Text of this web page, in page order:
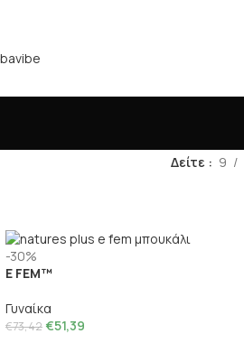
Δείτε 9
-30%
E FEM™
Γυναίκα
€73,42 €51,39